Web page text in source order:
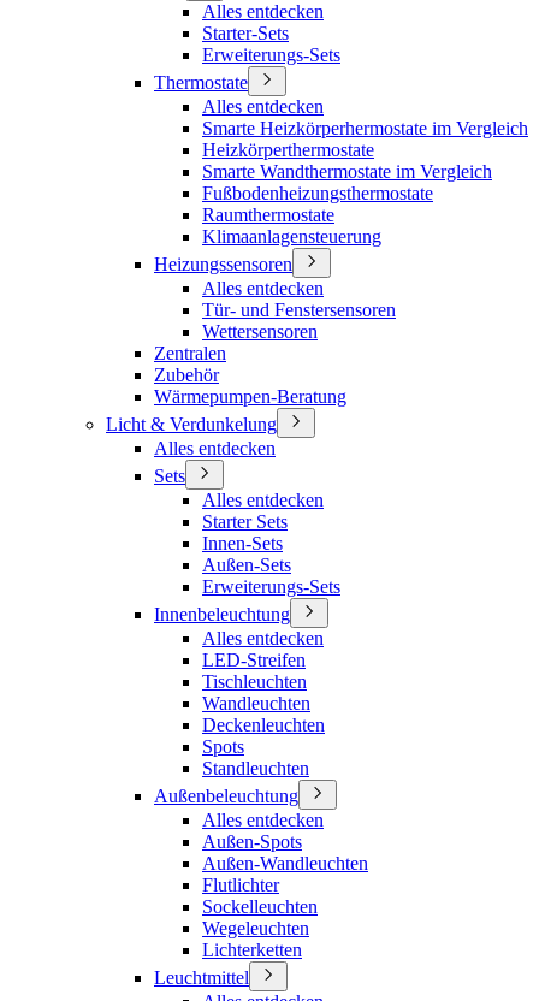
Alles entdecken
Starter-Sets
Erweiterungs-Sets
Thermostate
Alles entdecken
Smarte Heizkörperhermostate im Vergleich
Heizkörperthermostate
Smarte Wandthermostate im Vergleich
Fußbodenheizungsthermostate
Raumthermostate
Klimaanlagensteuerung
Heizungssensoren
Alles entdecken
Tür- und Fenstersensoren
Wettersensoren
Zentralen
Zubehör
Wärmepumpen-Beratung
Licht & Verdunkelung
Alles entdecken
Sets
Alles entdecken
Starter Sets
Innen-Sets
Außen-Sets
Erweiterungs-Sets
Innenbeleuchtung
Alles entdecken
LED-Streifen
Tischleuchten
Wandleuchten
Deckenleuchten
Spots
Standleuchten
Außenbeleuchtung
Alles entdecken
Außen-Spots
Außen-Wandleuchten
Flutlichter
Sockelleuchten
Wegeleuchten
Lichterketten
Leuchtmittel